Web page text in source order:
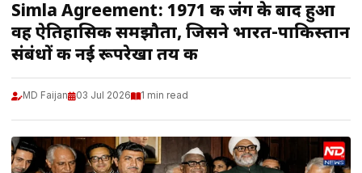
Simla Agreement: 1971 की जंग के बाद हुआ
वह ऐतिहासिक समझौता, जिसने भारत-पाकिस्तान
संबंधों की नई रूपरेखा तय की
MD Faijan 03 Jul 2026 1 min read